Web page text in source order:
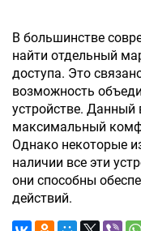
В большинстве
найти отдельный
доступа. Это
возможность
устройстве. Данный
максимальный
Однако некоторые
наличии все эти
они способны
действий.